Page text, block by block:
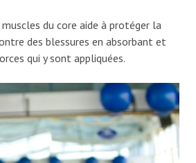
du core aide à protéger la
des blessures en absorbant et
qui y sont appliquées.